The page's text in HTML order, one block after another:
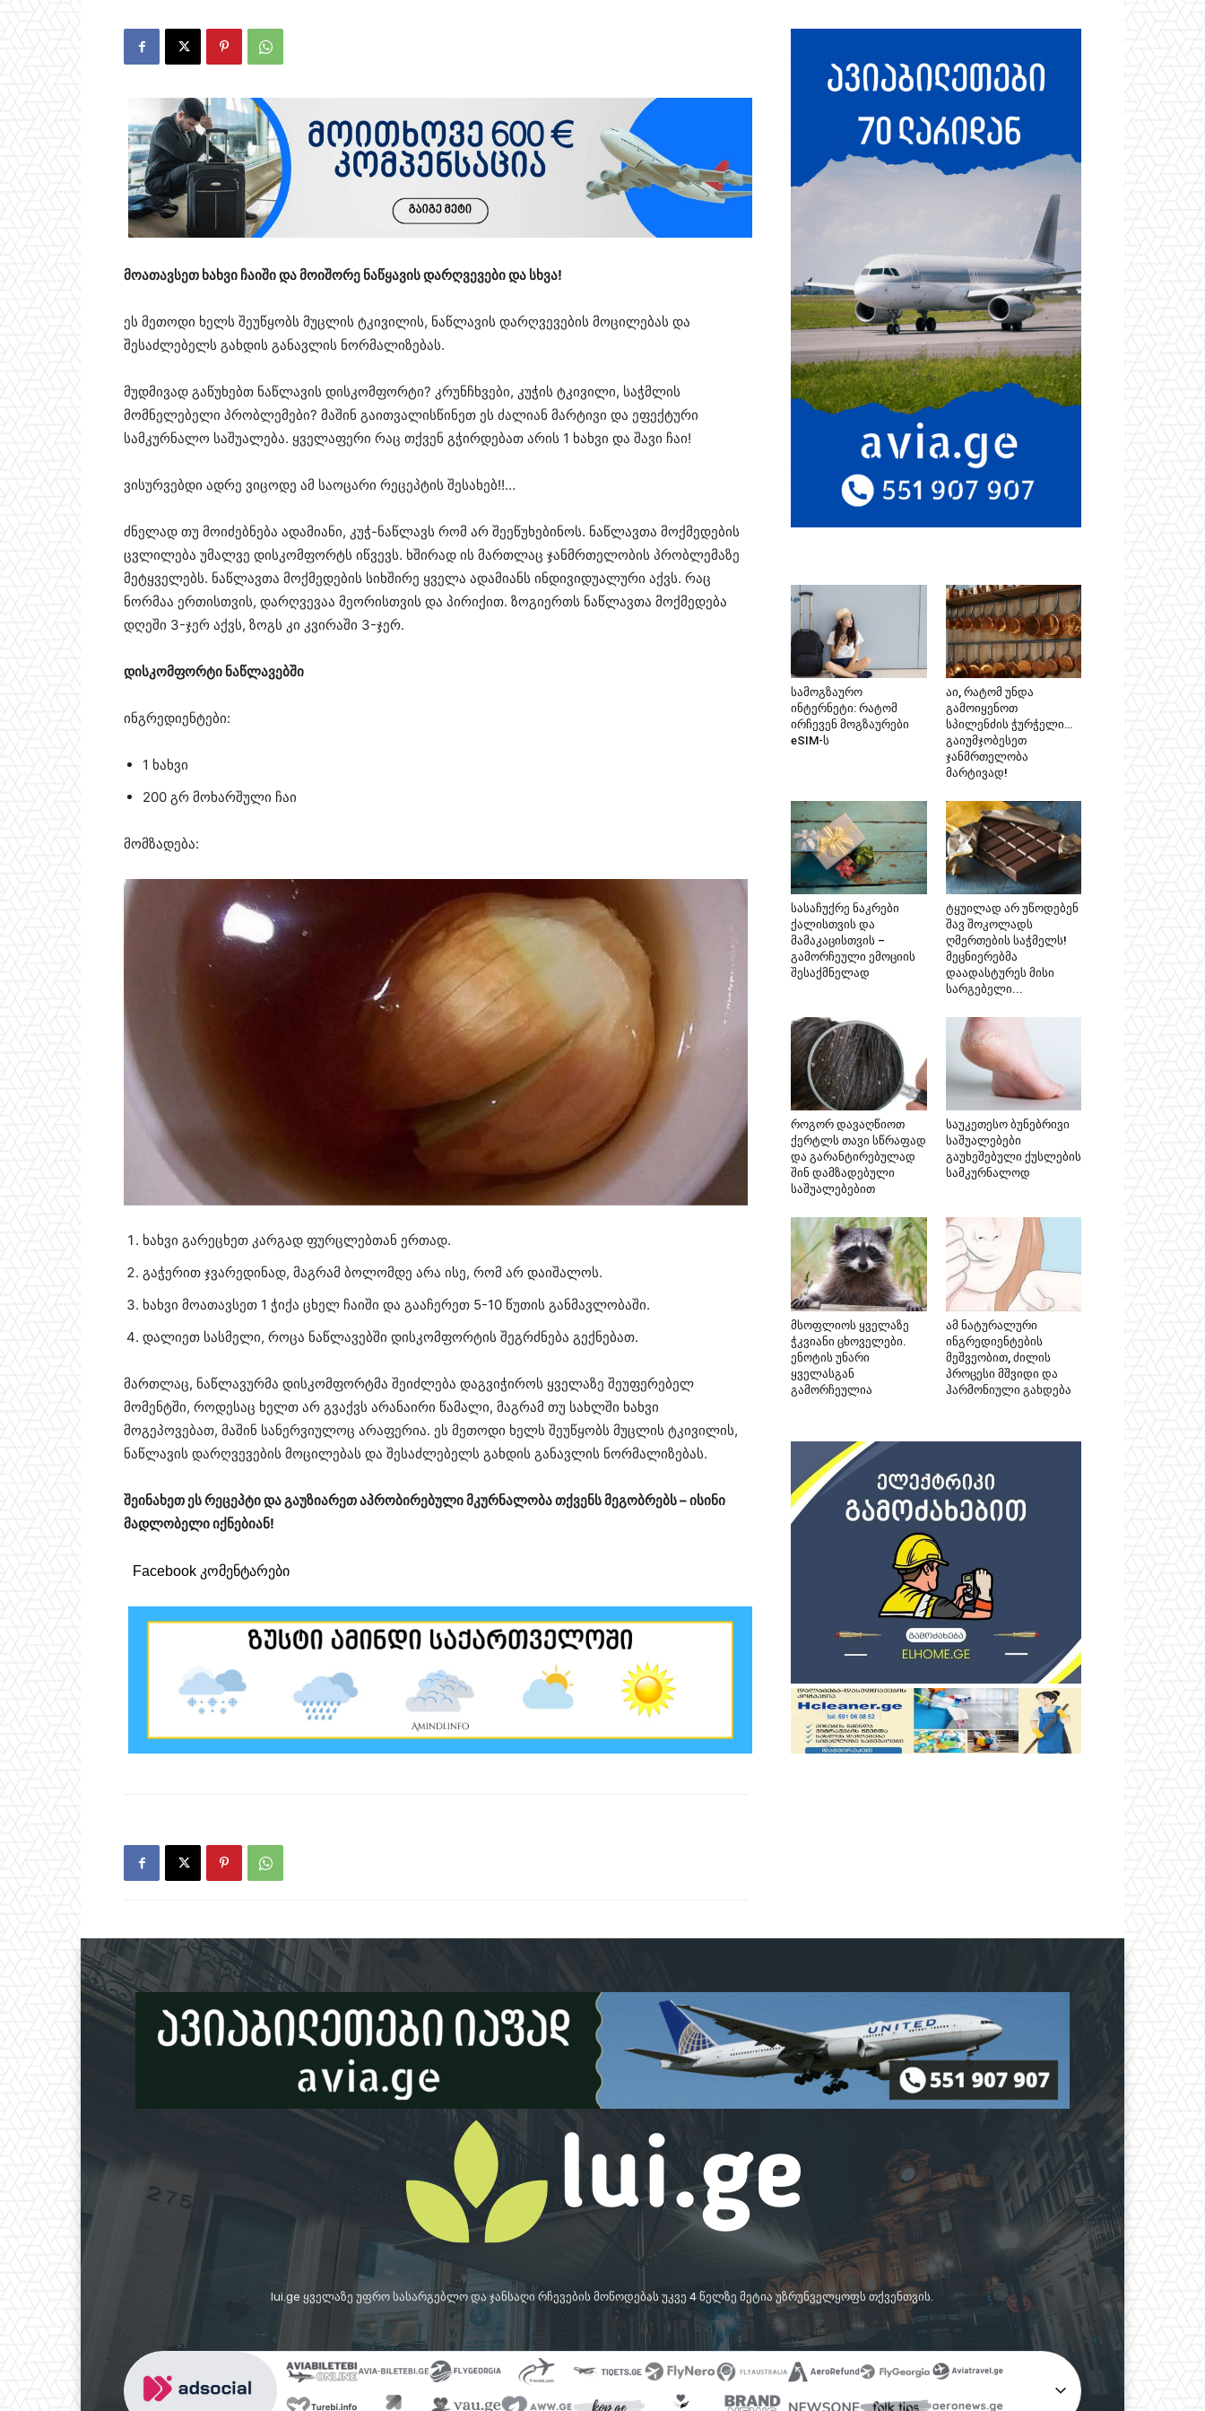
მოათავსეთ ხახვი ჩაიში და მოიშორე ნაწყავის დარღვევები და სხვა!
ეს მეთოდი ხელს შეუწყობს მუცლის ტკივილის, ნაწლავის დარღვევების მოცილებას და
შესაძლებელს გახდის განავლის ნორმალიზებას.
მუდმივად გაწუხებთ ნაწლავის დისკომფორტი? კრუნჩხვები, კუჭის ტკივილი, საჭმლის
მომნელებელი პრობლემები? მაშინ გაითვალისწინეთ ეს ძალიან მარტივი და ეფექტური
სამკურნალო საშუალება. ყველაფერი რაც თქვენ გჭირდებათ არის 1 ხახვი და შავი ჩაი!
ვისურვებდი ადრე ვიცოდე ამ საოცარი რეცეპტის შესახებ!!…
ძნელად თუ მოიძებნება ადამიანი, კუჭ-ნაწლავს რომ არ შეეწუხებინოს. ნაწლავთა მოქმედების
ცვლილება უმალვე დისკომფორტს იწვევს. ხშირად ის მართლაც ჯანმრთელობის პრობლემაზე
მეტყველებს. ნაწლავთა მოქმედების სიხშირე ყველა ადამიანს ინდივიდუალური აქვს. რაც
ნორმაა ერთისთვის, დარღვევაა მეორისთვის და პირიქით. ზოგიერთს ნაწლავთა მოქმედება
დღეში 3-ჯერ აქვს, ზოგს კი კვირაში 3-ჯერ.
დისკომფორტი ნაწლავებში
ინგრედიენტები:
1 ხახვი
200 გრ მოხარშული ჩაი
მომზადება:
ხახვი გარეცხეთ კარგად ფურცლებთან ერთად.
გაჭერით ჯვარედინად, მაგრამ ბოლომდე არა ისე, რომ არ დაიშალოს.
ხახვი მოათავსეთ 1 ჭიქა ცხელ ჩაიში და გააჩერეთ 5-10 წუთის განმავლობაში.
დალიეთ სასმელი, როცა ნაწლავებში დისკომფორტის შეგრძნება გექნებათ.
მართლაც, ნაწლავურმა დისკომფორტმა შეიძლება დაგვიჭიროს ყველაზე შეუფერებელ
მომენტში, როდესაც ხელთ არ გვაქვს არანაირი წამალი, მაგრამ თუ სახლში ხახვი
მოგეპოვებათ, მაშინ სანერვიულოც არაფერია. ეს მეთოდი ხელს შეუწყობს მუცლის ტკივილის,
ნაწლავის დარღვევების მოცილებას და შესაძლებელს გახდის განავლის ნორმალიზებას.
შეინახეთ ეს რეცეპტი და გაუზიარეთ აპრობირებული მკურნალობა თქვენს მეგობრებს – ისინი
მადლობელი იქნებიან!
Facebook კომენტარები
სამოგზაურო
ინტერნეტი: რატომ
ირჩევენ მოგზაურები
eSIM-ს
აი, რატომ უნდა
გამოიყენოთ
სპილენძის ჭურჭელი…
გაიუმჯობესეთ
ჯანმრთელობა
მარტივად!
სასაჩუქრე ნაკრები
ქალისთვის და
მამაკაცისთვის –
გამორჩეული ემოციის
შესაქმნელად
ტყუილად არ უწოდებენ
შავ შოკოლადს
ღმერთების საჭმელს!
მეცნიერებმა
დაადასტურეს მისი
სარგებელი...
როგორ დავაღწიოთ
ქერტლს თავი სწრაფად
და გარანტირებულად
შინ დამზადებული
საშუალებებით
საუკეთესო ბუნებრივი
საშუალებები
გაუხეშებული ქუსლების
სამკურნალოდ
მსოფლიოს ყველაზე
ჭკვიანი ცხოველები.
ენოტის უნარი
ყველასგან
გამორჩეულია
ამ ნატურალური
ინგრედიენტების
მეშვეობით, ძილის
პროცესი მშვიდი და
ჰარმონიული გახდება
lui.ge ყველაზე უფრო სასარგებლო და ჯანსაღი რჩევების მოწოდებას უკვე 4 წელზე მეტია უზრუნველყოფს თქვენთვის.